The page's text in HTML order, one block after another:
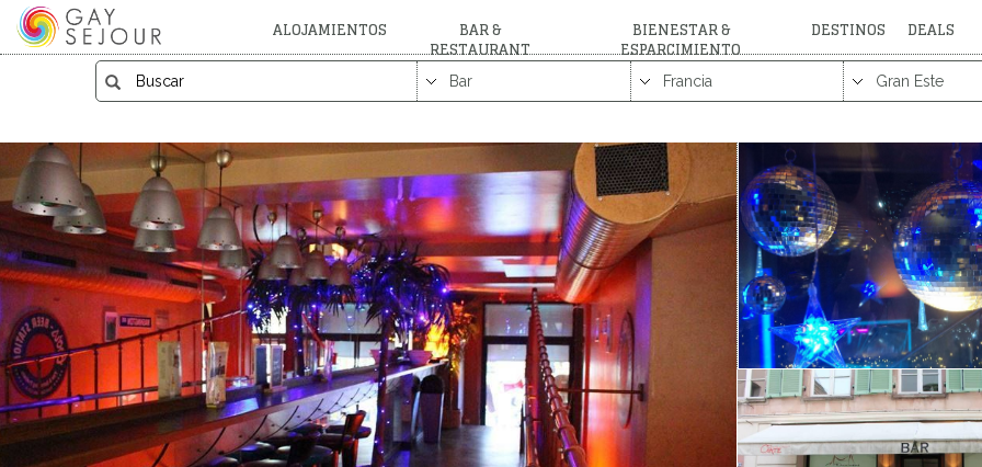
ALOJAMIENTOS BAR &
RESTAURANT
BIENESTAR &
ESPARCIMIENTO
DESTINOS DEALS